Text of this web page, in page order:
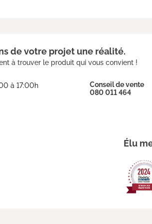
de votre projet une réalité.
à trouver le produit qui vous convient !
à 17:00h
Conseil de vente
080 011 464
Élu